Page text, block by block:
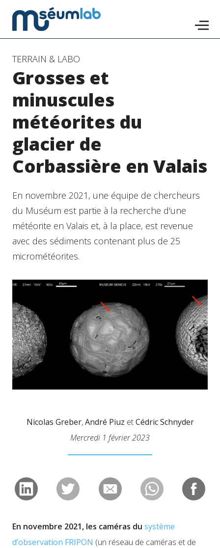
Accéder
au
principal
TERRAIN & LABO
Grosses et
minuscules
météorites du
glacier de
Corbassière en Valais
En novembre 2021, une équipe de chercheurs
du Muséum est partie à la recherche d'une
météorite en Valais et, à la place, est revenue
avec des sédiments contenant plus de 25
micrométéorites.
Nicolas Greber,André Piuz etCédric Schnyder
Mercredi 1 février 2023
En novembre 2021, les caméras du système
d’observation FRIPON (un réseau de caméras et de